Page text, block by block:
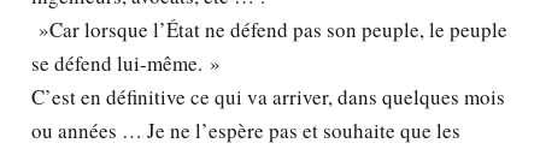
»Car lorsque l’État ne défend pas son peuple, le peuple
se défend lui-même. »
C’est en définitive ce qui va arriver, dans quelques mois
ou années … Je ne l’espère pas et souhaite que les